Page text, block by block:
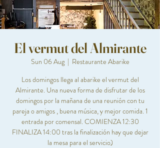
El vermut del Almirante
Sun 06 Aug
  |
Restaurante Abarike
Los domingos llega al abarike el vermut del
Almirante. Una nueva forma de disfrutar de los
domingos por la mañana de una reunión con tu
pareja o amigos , buena música, y mejor comida. 1
entrada por comensal. COMIENZA 12:30
FINALIZA 14:00 tras la finalización hay que dejar
la mesa para el servicio)